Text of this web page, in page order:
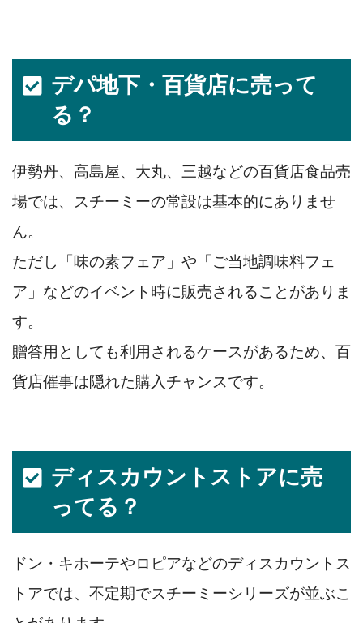
デパ地下・百貨店に売って
る？
伊勢丹、高島屋、大丸、三越などの百貨店食品売
場では、スチーミーの常設は基本的にありませ
ん。
ただし「味の素フェア」や「ご当地調味料フェ
ア」などのイベント時に販売されることがありま
す。
贈答用としても利用されるケースがあるため、百
貨店催事は隠れた購入チャンスです。
ディスカウントストアに売
ってる？
ドン・キホーテやロピアなどのディスカウントス
トアでは、不定期でスチーミーシリーズが並ぶこ